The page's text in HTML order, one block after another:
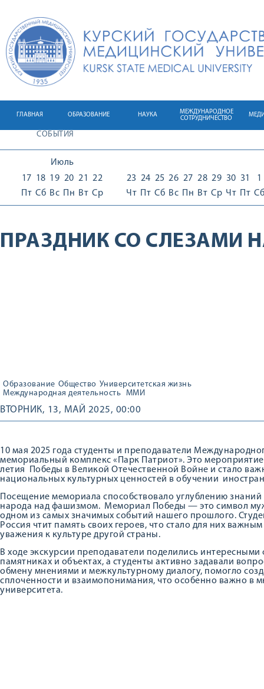
ГЛАВНАЯ ОБРАЗОВАНИЕ НАУКА
МЕЖДУНАРОДНОЕ
СОТРУДНИЧЕСТВО
СОБЫТИЯ
Июль
17
Пт
18
Сб
19
Вс
20
Пн
21
Вт
22
Ср
23
Чт
24
Пт
25
Сб
26
Вс
27
Пн
28
Вт
29
Ср
30
Чт
31
Пт
1
Сб
ПРАЗДНИК СО СЛЕЗАМИ
Образование Общество Университетская жизнь
Международная деятельность ММИ
ВТОРНИК, 13, МАЙ 2025, 00:00
10 мая 2025 года студенты и преподаватели
мемориальный комплекс «Парк Патриот». Это
летия Победы в Великой Отечественной Войне и стало
национальных культурных ценностей в обучении
Посещение мемориала способствовало углублению
народа над фашизмом. Мемориал Победы — это символ
одном из самых значимых событий нашего прошлого.
Россия чтит память своих героев, что стало для них
уважения к культуре другой страны.
В ходе экскурсии преподаватели поделились
памятниках и объектах, а студенты активно задавали
обмену мнениями и межкультурному диалогу, помогло
сплоченности и взаимопонимания, что особенно важно в
университета.